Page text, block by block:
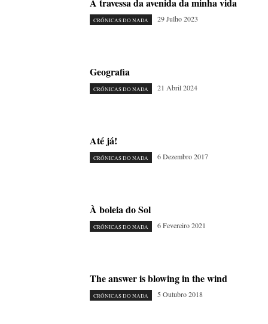
CRÓNICAS DO NADA 29 Julho 2023
Geografia
CRÓNICAS DO NADA 21 Abril 2024
Até já!
CRÓNICAS DO NADA 6 Dezembro 2017
À boleia do Sol
CRÓNICAS DO NADA 6 Fevereiro 2021
The answer is blowing in the wind
CRÓNICAS DO NADA 5 Outubro 2018